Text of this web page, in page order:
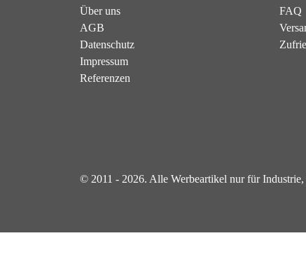
Über uns
AGB
Datenschutz
Impressum
Referenzen
FAQ
© 2011 - 2026. Alle Werbeartikel nur für